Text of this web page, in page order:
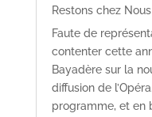
Restons chez Nous
Faute de
contenter cette
Bayadère sur la
diffusion de
programme, et en